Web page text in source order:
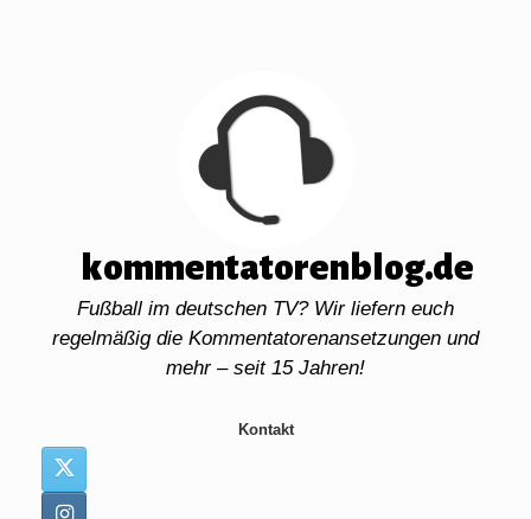
kommentatorenblog.de
Fußball im deutschen TV? Wir liefern euch
regelmäßig die Kommentatorenansetzungen und
mehr – seit 15 Jahren!
Kontakt